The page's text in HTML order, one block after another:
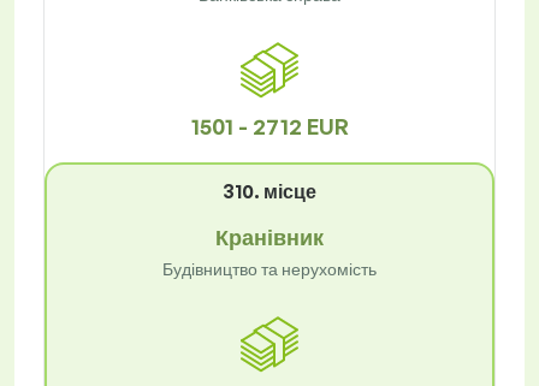
1501 - 2712 EUR
310. місце
Кранівник
Будівництво та нерухомість